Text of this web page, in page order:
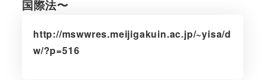
国際法〜
http://mswwres.meijigakuin.ac.jp/~yisa/d
w/?p=516